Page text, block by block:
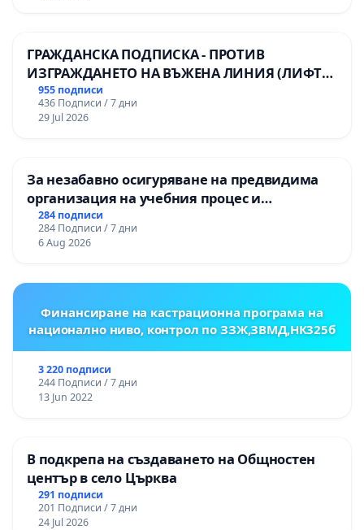
ГРАЖДАНСКА ПОДПИСКА - ПРОТИВ
ИЗГРАЖДАНЕТО НА ВЪЖЕНА ЛИНИЯ (ЛИФТ)
НА ТЕРИТОРИЯТА НА ПРИРОДНА
ЗАБЕЛЕЖИТЕЛНОСТ „ХЪЛМ НА
ОСВОБОДИТЕЛИТЕ“ (БУНАРДЖИК)
955 подписи
436 Подписи / 7 дни
29 Jul 2026
За незабавно осигуряване на предвидима
организация на учебния процес и
гарантиране на правото на равнопоставено
и качествено образование на учениците от
ОУ „Княз Александър I“ и Хуманитарна
284 подписи
284 Подписи / 7 дни
6 Aug 2026
Финансиране на кастрационна програма на
национално ниво, контрол по ЗЗЖ,ЗВМД,НК325б
3 220 подписи
244 Подписи / 7 дни
13 Jun 2022
В подкрепа на създаването на Общностен
център в село Църква
291 подписи
201 Подписи / 7 дни
24 Jul 2026